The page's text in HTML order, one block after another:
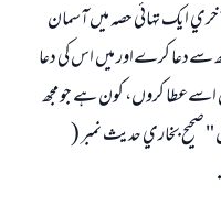
ايك تہائي حصہ ميں آسمان
سےدعا كرےاور ميں اس كي دعا
اسےعطا كروں، كون ہے جو مجھ
بخاري حديث نمبر (